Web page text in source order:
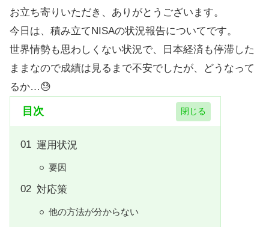
お立ち寄りいただき、ありがとうございます。
今日は、積み立てNISAの状況報告についてです。
世界情勢も思わしくない状況で、日本経済も停滞した
ままなので成績は見るまで不安でしたが、どうなって
るか…😓
目次
運用状況
要因
対応策
他の方法が分からない